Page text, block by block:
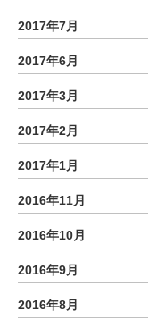
2017年7月
2017年6月
2017年3月
2017年2月
2017年1月
2016年11月
2016年10月
2016年9月
2016年8月